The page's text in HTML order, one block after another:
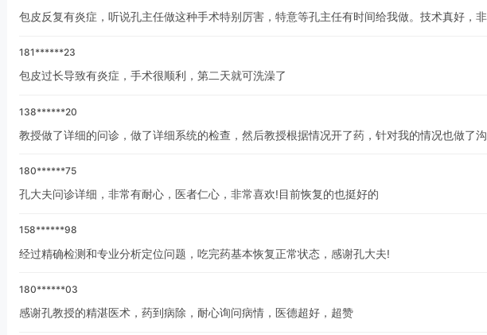
包皮反复有炎症，听说孔主任做这种手术特别厉害，特意等孔主任有时间给我做。技术真好，
181******23
包皮过长导致有炎症，手术很顺利，第二天就可洗澡了
138******20
教授做了详细的问诊，做了详细系统的检查，然后教授根据情况开了药，针对我的情况也做了
180******75
孔大夫问诊详细，非常有耐心，医者仁心，非常喜欢!目前恢复的也挺好的
158******98
经过精确检测和专业分析定位问题，吃完药基本恢复正常状态，感谢孔大夫!
180******03
感谢孔教授的精湛医术，药到病除，耐心询问病情，医德超好，超赞